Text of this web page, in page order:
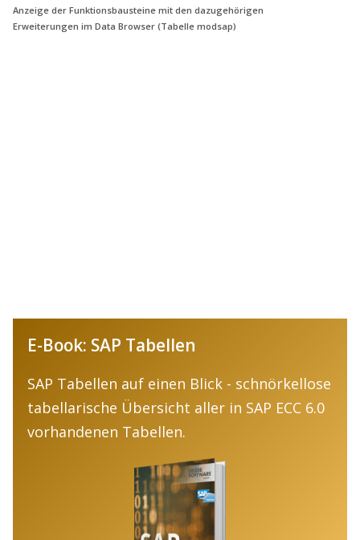
Anzeige der Funktionsbausteine mit den dazugehörigen
Erweiterungen im Data Browser (Tabelle modsap)
E-Book: SAP Tabellen
SAP Tabellen auf einen Blick - schnörkellose
tabellarische Übersicht aller in SAP ECC 6.0
vorhandenen Tabellen.